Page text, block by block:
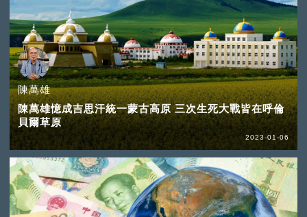
陳萬雄
陳萬雄憶成吉思汗統一蒙古高原 三次生死大戰皆在呼倫
貝爾草原
2023-01-06